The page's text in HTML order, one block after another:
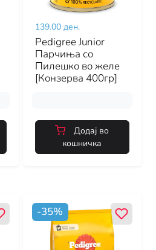
139.00 ден.
Pedigree Junior
Парчиња со
Пилешко во желе
[Конзерва 400гр]
Додај во
кошничка
-35%